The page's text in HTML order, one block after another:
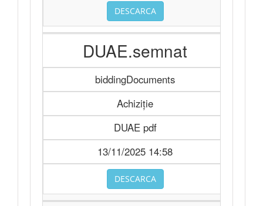
DESCARCA
DUAE.semnat
biddingDocuments
Achiziție
DUAE pdf
13/11/2025 14:58
DESCARCA